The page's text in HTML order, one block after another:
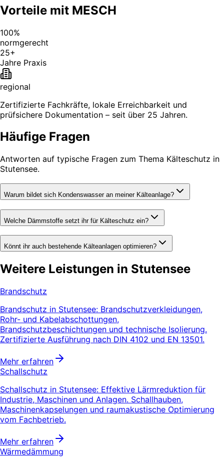
Vorteile mit MESCH
100%
normgerecht
25+
Jahre Praxis
regional
Zertifizierte Fachkräfte, lokale Erreichbarkeit und
prüfsichere Dokumentation – seit über 25 Jahren.
Häufige Fragen
Antworten auf typische Fragen zum Thema Kälteschutz in
Stutensee.
Warum bildet sich Kondenswasser an meiner Kälteanlage?
Welche Dämmstoffe setzt ihr für Kälteschutz ein?
Könnt ihr auch bestehende Kälteanlagen optimieren?
Weitere Leistungen in Stutensee
Brandschutz
Brandschutz in Stutensee: Brandschutzverkleidungen,
Rohr- und Kabelabschottungen,
Brandschutzbeschichtungen und technische Isolierung.
Zertifizierte Ausführung nach DIN 4102 und EN 13501.
Mehr erfahren
Schallschutz
Schallschutz in Stutensee: Effektive Lärmreduktion für
Industrie, Maschinen und Anlagen. Schallhauben,
Maschinenkapselungen und raumakustische Optimierung
vom Fachbetrieb.
Mehr erfahren
Wärmedämmung